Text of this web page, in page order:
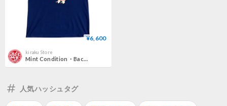
¥6,600
kiraku Store
Mint Condition・Bacon is WHAT?! T-shirt size L
人気ハッシュタグ